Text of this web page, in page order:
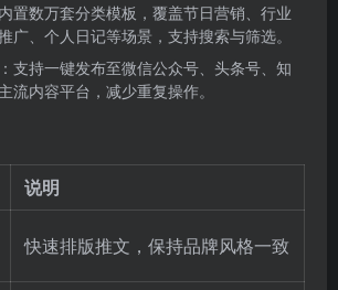
内置数万套分类模板，覆盖节日营销、行业
广、个人日记等场景，支持搜索与筛选。
：支持一键发布至微信公众号、头条号、知
流内容平台，减少重复操作。
说明
快速排版推文，保持品牌风格一致